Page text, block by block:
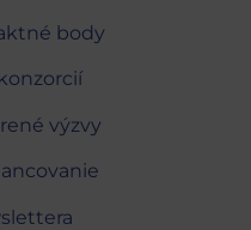
body
výzvy